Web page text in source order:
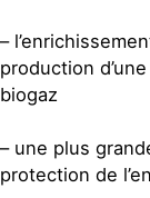
–
production
biogaz
– une plus
protection de